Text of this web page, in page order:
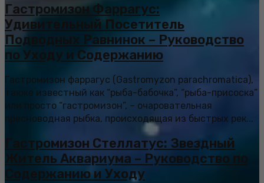
Гастромизон Фаррагус:
Удивительный Посетитель
Подводных Равнинок – Руководство
по Уходу и Содержанию
Гастромизон фаррагус (Gastromyzon parachromatica),
также известный как “рыба-бабочка”, “рыба-присоска”
или просто “гастромизон”, – очаровательная
пресноводная рыбка, происходящая из быстрых рек...
Гастромизон Стеллатус: Звездный
Житель Аквариума – Руководство по
Содержанию и Уходу